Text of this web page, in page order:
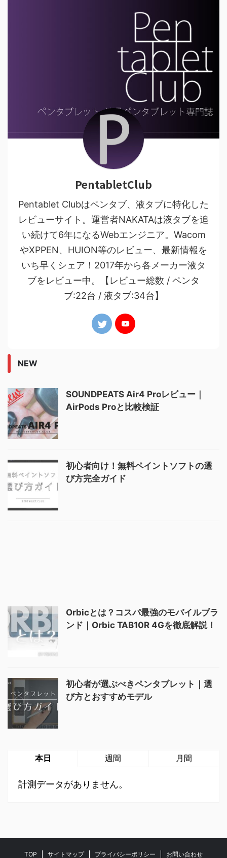
PentabletClub
Pentablet Clubはペンタブ、液タブに特化した
レビューサイト。運営者NAKATAは液タブを追
い続けて6年になるWebエンジニア。Wacom
やXPPEN、HUION等のレビュー、最新情報を
いち早くシェア！2017年から各メーカー液タ
ブをレビュー中。【レビュー総数 / ペンタ
ブ:22台 / 液タブ:34台】
NEW
SOUNDPEATS Air4 Proレビュー｜
AirPods Proと比較検証
初心者向け！無料ペイントソフトの選
び方完全ガイド
Orbicとは？コスパ最強のモバイルブラ
ンド｜Orbic TAB10R 4Gを徹底解説！
初心者が選ぶべきペンタブレット｜選
び方とおすすめモデル
本日 週間 月間
計測データがありません。
TOP サイトマップ プライバシーポリシー お問い合わせ